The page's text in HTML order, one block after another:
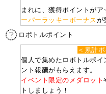
まれに、獲得ポイントがア
ーパーラッキーボーナスが
ロボトルポイント
＜累計
個人で集めたロボトルポ
ント報酬がもらえます。
イベント限定のメダロット
トしましょう！